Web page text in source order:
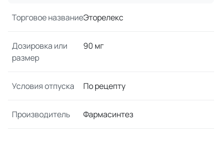
Торговое названиеЭторелекс
Дозировка или
размер
90 мг
Условия отпуска По рецепту
Производитель Фармасинтез